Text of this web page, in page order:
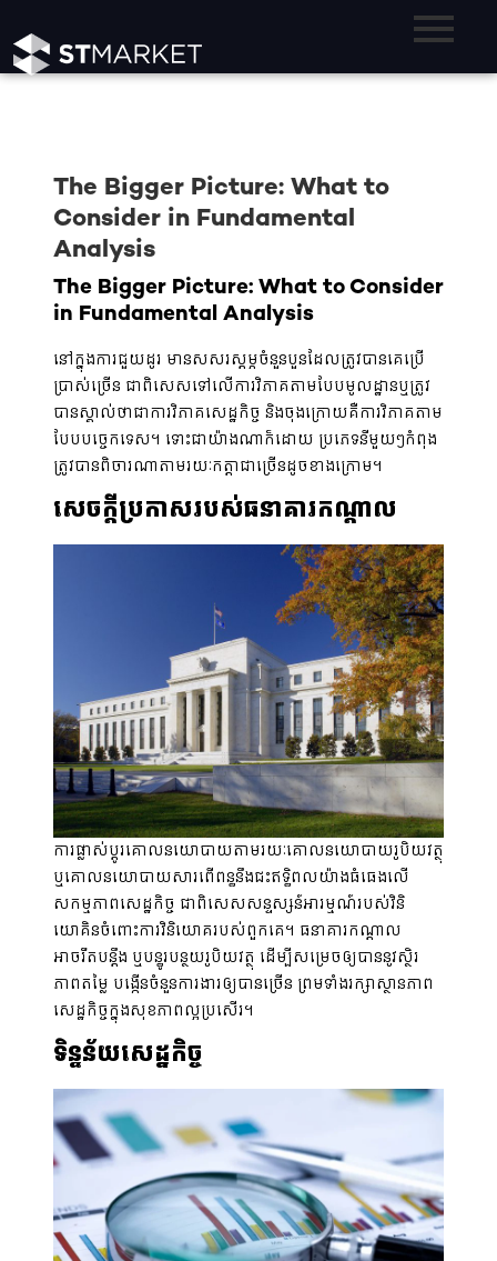
The Bigger Picture: What to
Consider in Fundamental
Analysis
The Bigger Picture: What to Consider
in Fundamental Analysis
នៅក្នុងការជួយដូរ មានសសរស្តម្ភចំនួនបួនដែលត្រូវបានគេប្រើ
ប្រាស់ច្រើន ជាពិសេសទៅលើការវិភាគតាមបែបមូលដ្ឋានឬត្រូវ
បានស្គាល់ថាជាការវិភាគសេដ្ឋកិច្ច និងចុងក្រោយគឺការវិភាគតាម
បែបបច្ចេកទេស។ ទោះជាយ៉ាងណាក៏ដោយ ប្រភេទនីមួយៗកំពុង
ត្រូវបានពិចារណាតាមរយៈកត្តាជាច្រើនដូចខាងក្រោម។
សេចក្តីប្រកាសរបស់ធនាគារកណ្តាល
ការផ្លាស់ប្តូរគោលនយោបាយតាមរយៈគោលនយោបាយរូបិយវត្ថុ
ឬគោលនយោបាយសារពើពន្ធនឹងជះឥទ្ធិពលយ៉ាងធំធេងលើ
សកម្មភាពសេដ្ឋកិច្ច ជាពិសេសសន្ទស្សន៍អារម្មណ៍របស់វិនិ
យោគិនចំពោះការវិនិយោគរបស់ពួកគេ។ ធនាគារកណ្តាល
អាចរឹតបន្តឹង ឬបន្ធូរបន្ថយរូបិយវត្ថុ ដើម្បីសម្រេចឲ្យបាននូវស្ថិរ
ភាពតម្លៃ បង្កើនចំនួនការងារឲ្យបានច្រើន ព្រមទាំងរក្សាស្ថានភាព
សេដ្ឋកិច្ចក្នុងសុខភាពល្អប្រសើរ។
ទិន្នន័យសេដ្ឋកិច្ច